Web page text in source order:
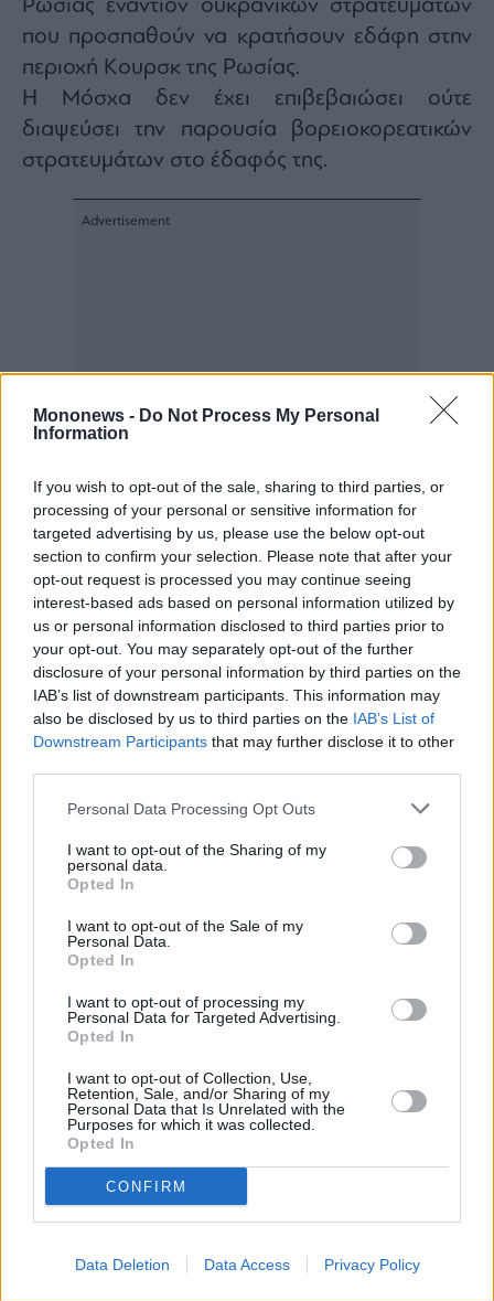
Mononews - Do Not Process My Personal
Information
If you wish to opt-out of the sale, sharing to third parties, or
processing of your personal or sensitive information for
targeted advertising by us, please use the below opt-out
section to confirm your selection. Please note that after your
opt-out request is processed you may continue seeing
interest-based ads based on personal information utilized by
us or personal information disclosed to third parties prior to
your opt-out. You may separately opt-out of the further
disclosure of your personal information by third parties on the
IAB’s list of downstream participants. This information may
also be disclosed by us to third parties on the IAB’s List of
Downstream Participants that may further disclose it to other
Personal Data Processing Opt Outs
I want to opt-out of the Sharing of my
personal data.
Opted In
I want to opt-out of the Sale of my
Personal Data.
Opted In
I want to opt-out of processing my
Personal Data for Targeted Advertising.
Opted In
I want to opt-out of Collection, Use,
Retention, Sale, and/or Sharing of my
Personal Data that Is Unrelated with the
Purposes for which it was collected.
Opted In
CONFIRM
Data Deletion Data Access Privacy Policy
Ρωσίας εναντίον ουκρανικών στρατευμάτων
που προσπαθούν να κρατήσουν εδάφη στην
περιοχή Κουρσκ της Ρωσίας.
Η Μόσχα δεν έχει επιβεβαιώσει ούτε
διαψεύσει την παρουσία βορειοκορεατικών
στρατευμάτων στο έδαφός της.
Ο Ρώσος πρόεδρος Βλαντιμίρ Πούτιν και ο
υπέγραψαν «Συνθήκη συνολικής στρατηγικής
εταιρικής σχέσης» κατά την επίσκεψη του
Πούτιν στην Πιονγκγιάνγκ τον Ιούνιο. Το
σύμφωνο περιλαμβάνει ένα σύμφωνο
αμοιβαίας άμυνας για άμεση στρατιωτική
συνδρομή σε περίπτωση που κάποιος από
τους δύο αντιμετωπίσει ένοπλη επίθεση.
συριακές αρχές σε στρατιωτικό και